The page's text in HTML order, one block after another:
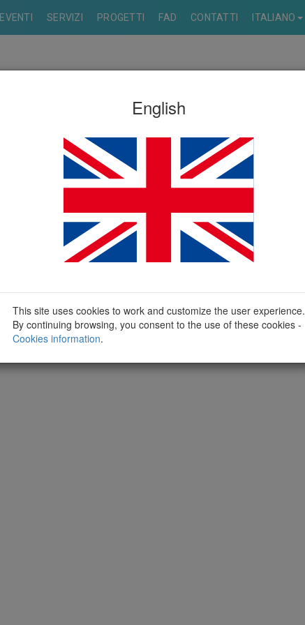
EVENTI SERVIZI PROGETTI FAD CONTATTI ITALIANO
English
This site uses cookies to work and customize the user experience.
By continuing browsing, you consent to the use of these cookies -
Cookies information.